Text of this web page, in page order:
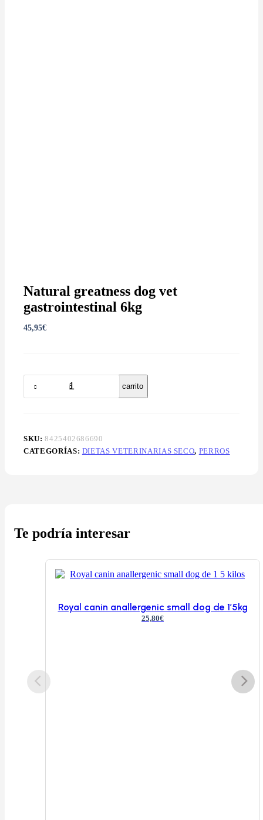
Natural greatness dog vet
gastrointestinal 6kg
45,95€
greatness
dog
cantidad
Añadir al carrito
SKU:8425402686690
CATEGORÍAS: DIETAS VETERINARIAS SECO, PERROS
Te podría interesar
Royal canin anallergenic small dog de 1’5kg
25,80€